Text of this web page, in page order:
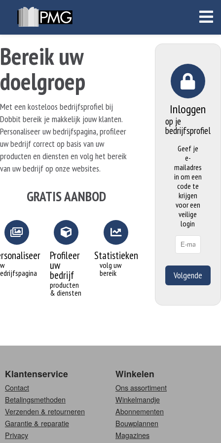
Bereik uw
doelgroep
Met een kosteloos bedrijfsprofiel bij
Dobbit bereik je makkelijk jouw klanten.
Personaliseer uw bedrijfspagina, profileer
uw bedrijf correct op basis van uw
producten en diensten en volg het bereik
van uw bedrijf op onze websites.
GRATIS AANBOD
Profileer
uw
bedrijf
producten
& diensten
Statistieken
volg uw
bereik
Inloggen
op je
bedrijfsprofiel
Geef je
e-
mailadres
in om een
code te
krijgen
voor een
veilige
login
Volgende
Klantenservice
Contact
Betalingsmethoden
Verzenden & retourneren
Garantie & reparatie
Privacy
Winkelen
Ons assortiment
Winkelmandje
Abonnementen
Bouwplannen
Magazines